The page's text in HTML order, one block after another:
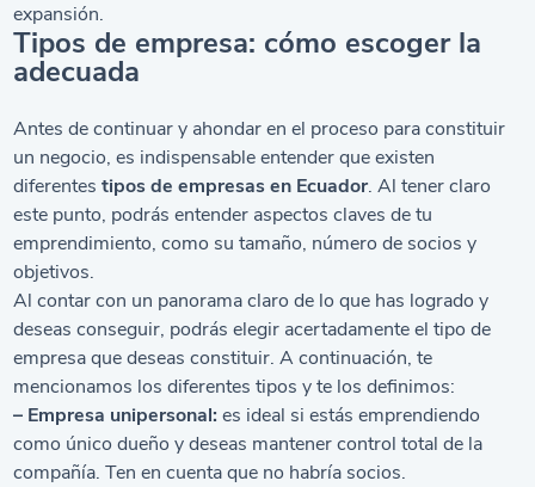
expansión.
Tipos de empresa: cómo escoger la
adecuada
Antes de continuar y ahondar en el proceso para constituir
un negocio, es indispensable entender que existen
diferentestipos de empresas en Ecuador. Al tener claro
este punto, podrás entender aspectos claves de tu
emprendimiento, como su tamaño, número de socios y
objetivos.
Al contar con un panorama claro de lo que has logrado y
deseas conseguir, podrás elegir acertadamente el tipo de
empresa que deseas constituir. A continuación, te
mencionamos los diferentes tipos y te los definimos:
– Empresa unipersonal: es ideal si estás emprendiendo
como único dueño y deseas mantener control total de la
compañía. Ten en cuenta que no habría socios.